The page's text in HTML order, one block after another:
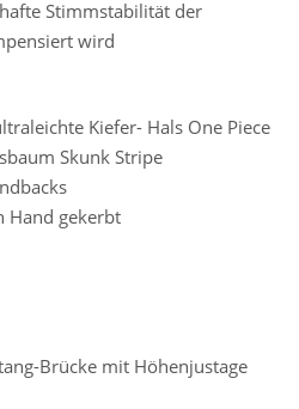
Stimmstabilität der
wird
Kiefer- Hals One Piece
Skunk Stripe
Hand gekerbt
Brücke mit Höhenjustage